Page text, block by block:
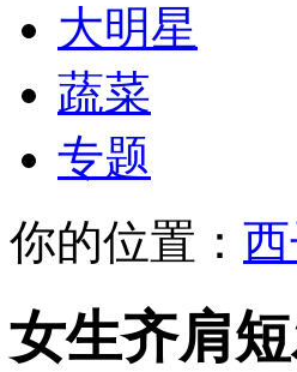
大明星
蔬菜
专题
你的位置：
女生齐肩